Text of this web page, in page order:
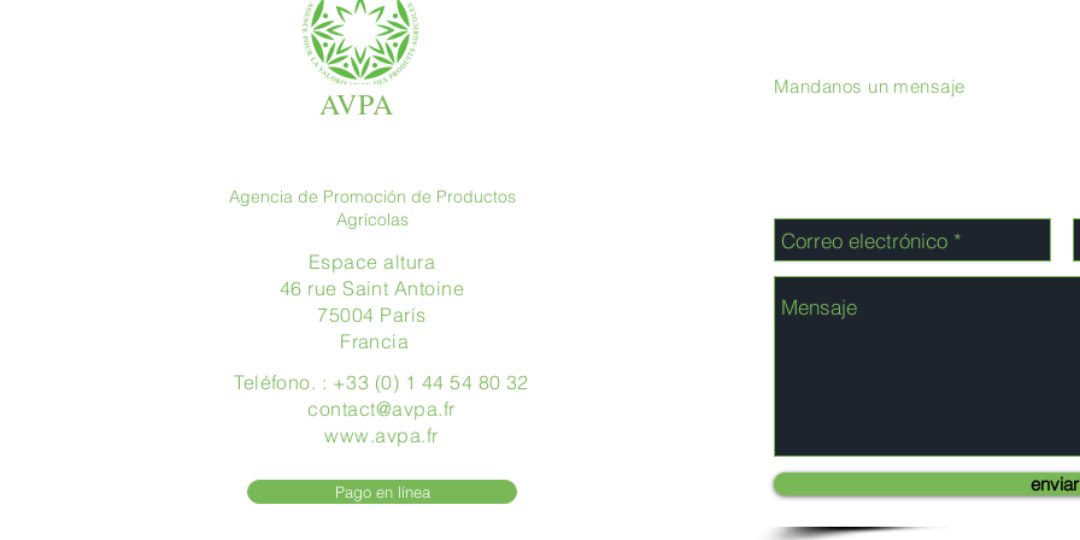
AVPA
Agencia de Promoción de Productos
Agrícolas
Espace altura
46 rue Saint Antoine
75004 París
​ Francia
Teléfono. : +33 (0) 1 44 54 80 32
contact@avpa.fr
www.avpa.fr
Pago en línea
Mandanos un mensaje